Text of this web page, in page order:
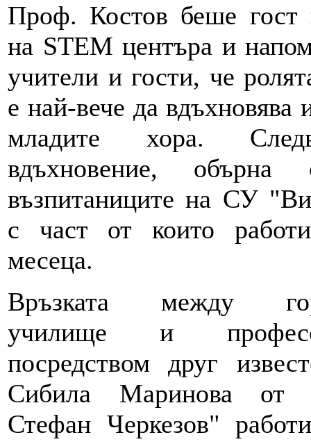
Проф. Костов беше гост
на STEM центъра и
учители и гости, че
е най-вече да вдъхновява
младите хора.
вдъхновение,
възпитаниците на СУ
с част от които
месеца.
Връзката между
училище и
посредством друг
Сибила Маринова
Стефан Черкезов"